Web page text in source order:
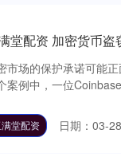
堂配资 加密货币
市场的保护承诺可能
案例中，一位
满堂配资 日期：03-28